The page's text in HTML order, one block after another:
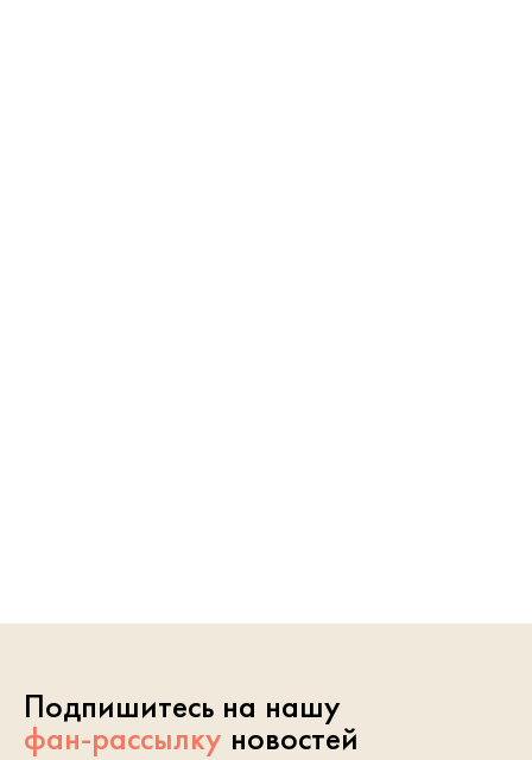
Подпишитесь на нашу
фан-рассылку новостей